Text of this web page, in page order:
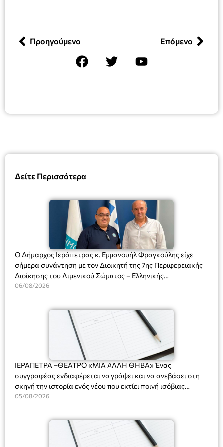
Δείτε Περισσότερα
Ο Δήμαρχος Ιεράπετρας κ. Εμμανουήλ Φραγκούλης είχε
σήμερα συνάντηση με τον Διοικητή της 7ης Περιφερειακής
Διοίκησης του Λιμενικού Σώματος – Ελληνικής
Ακτοφυλακής (Λ.Σ.-ΕΛ.ΑΚΤ.), Αρχιπλοίαρχο Λ.Σ. κ. Ιωάννη
06/08/2026
ΙΕΡΑΠΕΤΡΑ –ΘΕΑΤΡΟ «ΜΙΑ ΑΛΛΗ ΘΗΒΑ» Ένας
συγγραφέας ενδιαφέρεται να γράψει και να ανεβάσει στη
σκηνή την ιστορία ενός νέου που εκτίει ποινή ισόβιας
κάθειρξης για πατροκτονία. Ένα πολυβραβευμένο έργο για
ασθένεια, τον ερωτισμό. Ένα έργο αινιγματικό, συγκινητικό,
όσο και διασκεδαστικό. Ο διακεκριμένος σκηνοθέτης
Βαγγέλης Θεοδωρόπουλος ανέδειξε το πολυεπίπεδο αυτό
05/08/2026
Προηγούμενο Επόμενο